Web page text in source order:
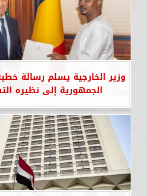
وزير الخارجية يسلم رسالة
الجمهورية إلى نظيره